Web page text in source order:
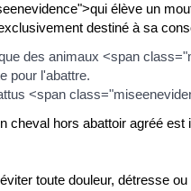
élève un
destiné à sa
des animaux <span
pour l'abattre.
<span
cheval hors abattoir agréé est
toute douleur, détresse